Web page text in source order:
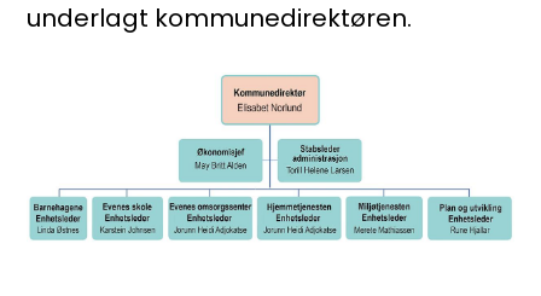
underlagt kommunedirektøren.